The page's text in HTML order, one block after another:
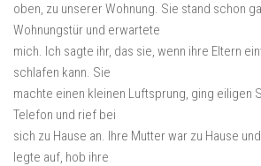
oben, zu unserer Wohnung. Sie stand schon
Wohnungstür und erwartete
mich. Ich sagte ihr, das sie, wenn ihre Eltern
schlafen kann. Sie
machte einen kleinen Luftsprung, ging eiligen
Telefon und rief bei
sich zu Hause an. Ihre Mutter war zu Hause
legte auf, hob ihre